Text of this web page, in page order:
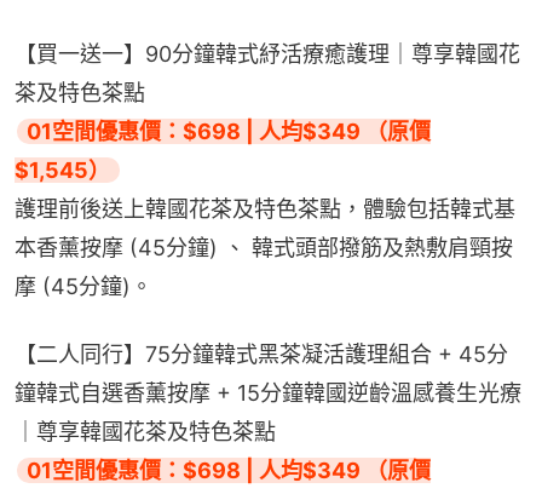
【買一送一】90分鐘韓式紓活療癒護理｜尊享韓國花
茶及特色茶點
01空間優惠價：$698 | 人均$349 （原價
$1,545）
護理前後送上韓國花茶及特色茶點，體驗包括韓式基
本香薰按摩 (45分鐘) 、 韓式頭部撥筋及熱敷肩頸按
摩 (45分鐘)。
【二人同行】75分鐘韓式黑茶凝活護理組合 + 45分
鐘韓式自選香薰按摩 + 15分鐘韓國逆齡溫感養生光療
｜尊享韓國花茶及特色茶點
01空間優惠價：$698 | 人均$349 （原價